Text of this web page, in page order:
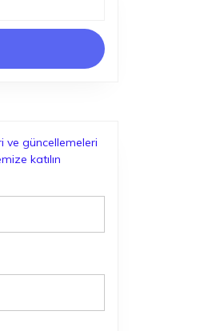
ve güncellemeleri
katılın